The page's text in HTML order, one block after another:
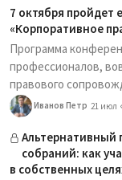
7 октября пройдет
«Корпоративное
Программа
профессионалов,
правового
Иванов Петр 21 июл
Альтернативный
собраний: как
в собственных